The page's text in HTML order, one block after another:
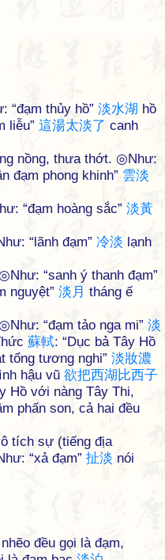
“đạm thủy hồ” 淡水湖 hồ
liễu” 這湯太淡了 canh
nồng, thưa thớt. ◎Như:
đạm phong khinh” 雲淡
“đạm hoàng sắc” 淡黃
“lãnh đạm” 冷淡 lạnh
“sanh ý thanh đạm”
nguyệt” 淡 月 tháng ế
“đạm tảo nga mi” 淡
蘇軾: “Dục bả Tây Hồ
tổng tương nghi” 淡妝濃
hậu vũ 欲把西湖比西子
Hồ với nàng Tây Thi,
phấn son, cả hai đều
tích sự (tiếng địa
“xả đạm” 扯淡 nói
đều gọi là đạm,